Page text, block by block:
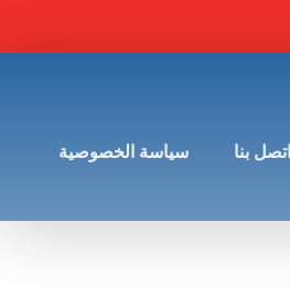
اتصل بنا سياسة الخصوصية